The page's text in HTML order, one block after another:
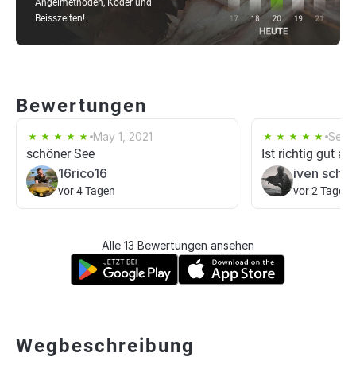
Angelmethoden, Köder und
Beisszeiten!
Bewertungen
May 1, 2021
schöner See
16rico16
vor 4 Tagen
Sep
Ist richtig gut
iven
vor 2 Tagen
Alle 13 Bewertungen ansehen
Wegbeschreibung